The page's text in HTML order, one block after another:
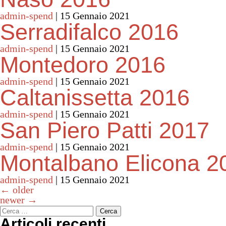
admin-spend | 15 Gennaio 2021
Serradifalco 2016
admin-spend | 15 Gennaio 2021
Montedoro 2016
admin-spend | 15 Gennaio 2021
Caltanissetta 2016
admin-spend | 15 Gennaio 2021
San Piero Patti 2017
admin-spend | 15 Gennaio 2021
Montalbano Elicona
admin-spend | 15 Gennaio 2021
Navigazione articoli
← older
newer →
Ricerca per: